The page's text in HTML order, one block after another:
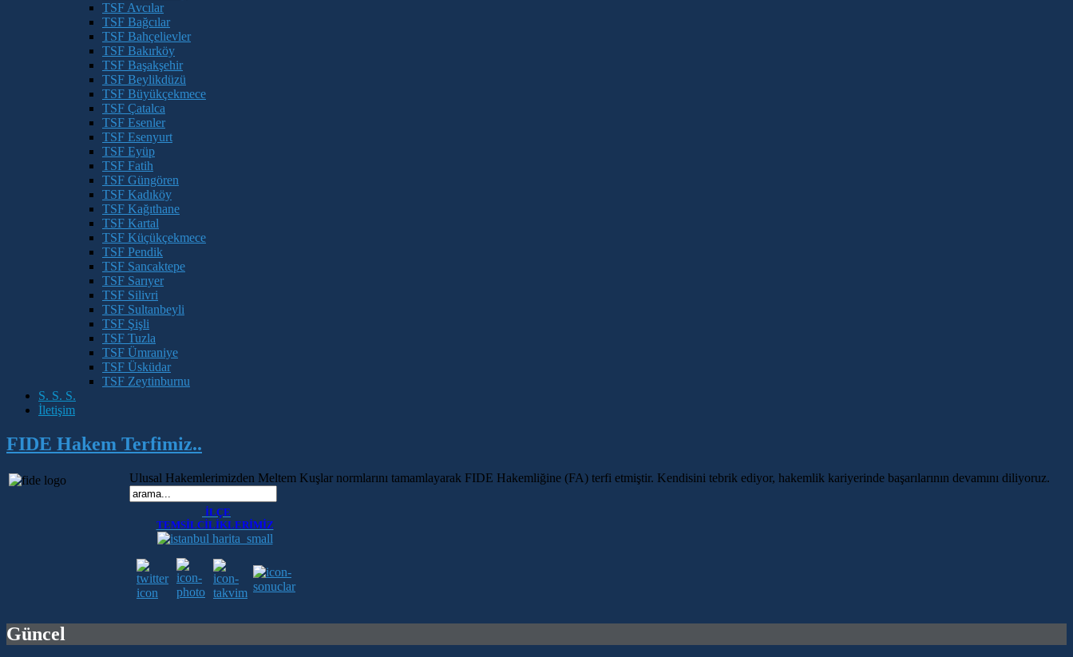
TSF Avcılar
TSF Bağcılar
TSF Bahçelievler
TSF Bakırköy
TSF Başakşehir
TSF Beylikdüzü
TSF Büyükçekmece
TSF Çatalca
TSF Esenler
TSF Esenyurt
TSF Eyüp
TSF Fatih
TSF Güngören
TSF Kadıköy
TSF Kağıthane
TSF Kartal
TSF Küçükçekmece
TSF Pendik
TSF Sancaktepe
TSF Sarıyer
TSF Silivri
TSF Sultanbeyli
TSF Şişli
TSF Tuzla
TSF Ümraniye
TSF Üsküdar
TSF Zeytinburnu
S. S. S.
İletişim
FIDE Hakem Terfimiz..
Ulusal Hakemlerimizden Meltem Kuşlar normlarını tamamlayarak FIDE Hakemliğine (FA) terfi etmiştir. Kendisini tebrik ediyor, hakemlik kariyerinde başarılarının devamını diliyoruz.
İLÇE
TEMSİLCİLİKLERİMİZ
Güncel